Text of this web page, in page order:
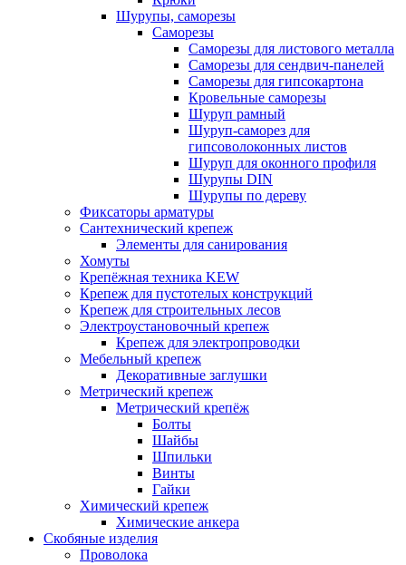
Шурупы, саморезы
Саморезы
Саморезы для листового металла
Саморезы для сендвич-панелей
Саморезы для гипсокартона
Кровельные саморезы
Шуруп рамный
Шуруп-саморез для
гипсоволоконных листов
Шуруп для оконного профиля
Шурупы DIN
Шурупы по дереву
Фиксаторы арматуры
Сантехнический крепеж
Элементы для санирования
Хомуты
Крепёжная техника KEW
Крепеж для пустотелых конструкций
Крепеж для строительных лесов
Электроустановочный крепеж
Крепеж для электропроводки
Мебельный крепеж
Декоративные заглушки
Метрический крепеж
Метрический крепёж
Болты
Шайбы
Шпильки
Винты
Гайки
Химический крепеж
Химические анкера
Скобяные изделия
Проволока